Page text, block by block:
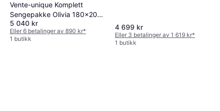
Vente-unique Komplett
Sengepakke Olivia 180x200
Glatt Sengegavl Beige
Rammemadrass
5 040 kr
Eller 6 betalinger av 890 kr*
1 butikk
4 699 kr
Eller 3 betalinger av 1 619 kr*
1 butikk